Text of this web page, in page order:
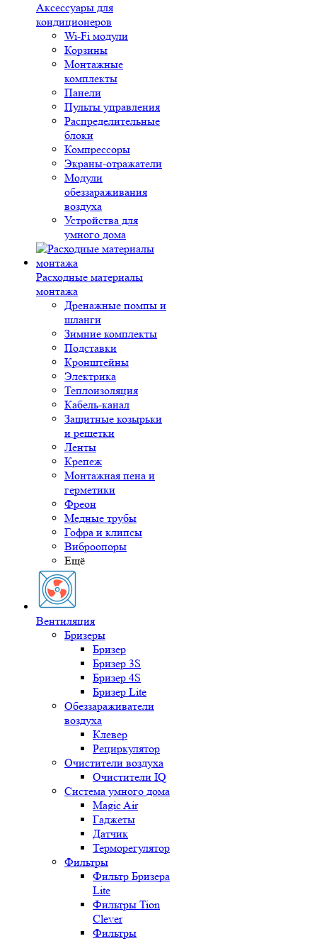
Аксессуары для
кондиционеров
Wi-Fi модули
Корзины
Монтажные
комплекты
Панели
Пульты управления
Распределительные
блоки
Компрессоры
Экраны-отражатели
Модули
обеззараживания
воздуха
Устройства для
умного дома
Расходные материалы
монтажа
Дренажные помпы и
шланги
Зимние комплекты
Подставки
Кронштейны
Электрика
Теплоизоляция
Кабель-канал
Защитные козырьки
и решетки
Ленты
Крепеж
Монтажная пена и
герметики
Фреон
Медные трубы
Гофра и клипсы
Виброопоры
Ещё
Вентиляция
Бризеры
Бризер
Бризер 3S
Бризер 4S
Бризер Lite
Обеззараживатели
воздуха
Клевер
Рециркулятор
Очистители воздуха
Очистители IQ
Система умного дома
Magic Air
Гаджеты
Датчик
Терморегулятор
Фильтры
Фильтр Бризера
Lite
Фильтры Tion
Clever
Фильтры